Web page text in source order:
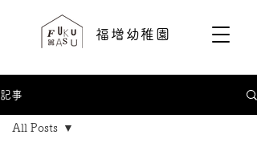
福増幼稚園
記事
All Posts